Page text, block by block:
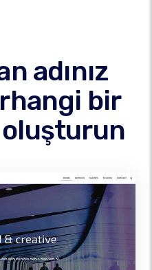
adınız
bir